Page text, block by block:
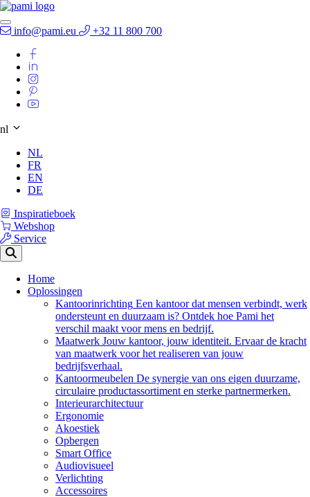
info@pami.eu +32 11 800 700
nl
NL
FR
EN
DE
Inspiratieboek
Webshop
Service
Home
Oplossingen
Kantoorinrichting Een kantoor dat mensen verbindt, werk
ondersteunt en duurzaam is? Ontdek hoe Pami het
verschil maakt voor mens en bedrijf.
Maatwerk Jouw kantoor, jouw identiteit. Ervaar de kracht
van maatwerk voor het realiseren van jouw
bedrijfsverhaal.
Kantoormeubelen De synergie van ons eigen duurzame,
circulaire productassortiment en sterke partnermerken.
Interieurarchitectuur
Ergonomie
Akoestiek
Opbergen
Smart Office
Audiovisueel
Verlichting
Accessoires